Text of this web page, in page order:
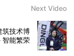
Next Video
技术博
智能繁荣